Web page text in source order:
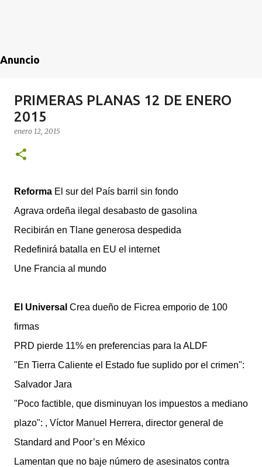
Anuncio
PRIMERAS PLANAS 12 DE ENERO
2015
enero 12, 2015
Reforma El sur del País barril sin fondo
Agrava ordeña ilegal desabasto de gasolina
Recibirán en Tlane generosa despedida
Redefinirá batalla en EU el internet
Une Francia al mundo
El Universal Crea dueño de Ficrea emporio de 100
firmas
PRD pierde 11% en preferencias para la ALDF
"En Tierra Caliente el Estado fue suplido por el crimen":
Salvador Jara
"Poco factible, que disminuyan los impuestos a mediano
plazo": , Víctor Manuel Herrera, director general de
Standard and Poor’s en México
Lamentan que no baje número de asesinatos contra